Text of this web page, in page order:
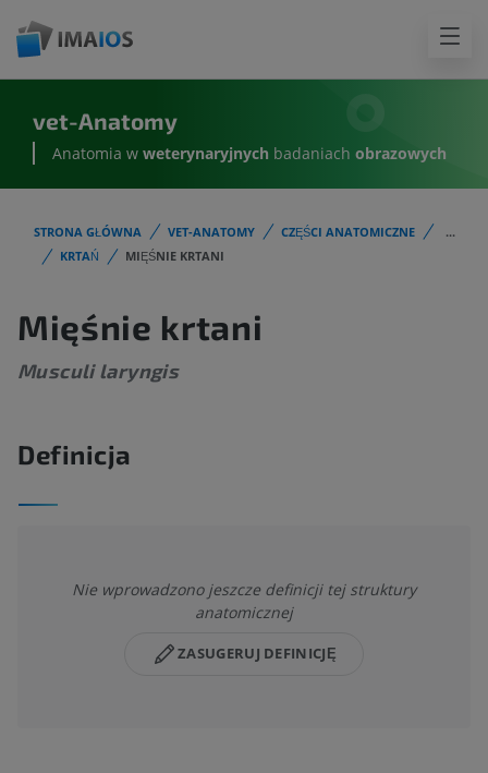
vet-Anatomy
Anatomia w weterynaryjnych badaniach obrazowych
STRONA GŁÓWNA VET-ANATOMY CZĘŚCI ANATOMICZNE
...
KRTAŃ
MIĘŚNIE KRTANI
Mięśnie krtani
Musculi laryngis
Definicja
Nie wprowadzono jeszcze definicji tej struktury
anatomicznej
ZASUGERUJ DEFINICJĘ